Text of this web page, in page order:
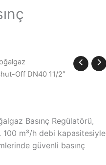
Off DN40 11/2″
Basınç Regülatörü,
100 m³/h debi kapasitesiyle
güvenli basınç